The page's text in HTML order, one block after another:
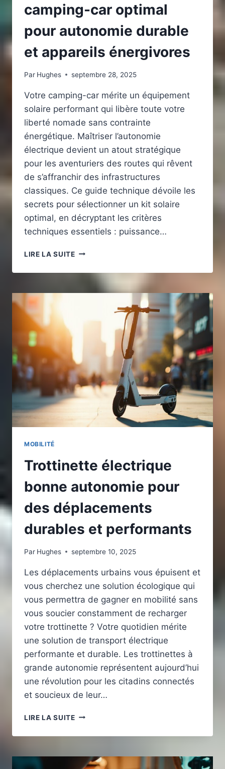
camping-car optimal
pour autonomie durable
et appareils énergivores
Par Hughes septembre 28, 2025
Votre camping-car mérite un équipement
solaire performant qui libère toute votre
liberté nomade sans contrainte
énergétique. Maîtriser l’autonomie
électrique devient un atout stratégique
pour les aventuriers des routes qui rêvent
de s’affranchir des infrastructures
classiques. Ce guide technique dévoile les
secrets pour sélectionner un kit solaire
optimal, en décryptant les critères
techniques essentiels : puissance…
LIRE LA SUITECHOIX
SOLAIRE
CAR
APPAREILS
ÉNERGIVORES
MOBILITÉ
Trottinette électrique
bonne autonomie pour
des déplacements
durables et performants
Par Hughes septembre 10, 2025
Les déplacements urbains vous épuisent et
vous cherchez une solution écologique qui
vous permettra de gagner en mobilité sans
vous soucier constamment de recharger
votre trottinette ? Votre quotidien mérite
une solution de transport électrique
performante et durable. Les trottinettes à
grande autonomie représentent aujourd’hui
une révolution pour les citadins connectés
et soucieux de leur…
LIRE LA SUITETROTTINETTE
BONNE
POUR